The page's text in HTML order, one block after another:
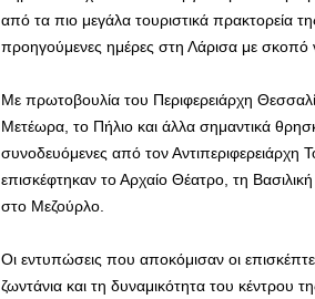
από τα πιο μεγάλα τουριστικά πρακτορεία
προηγούμενες ημέρες στη Λάρισα με
Με πρωτοβουλία του Περιφερειάρχη
Μετέωρα, το Πήλιο και άλλα σημαντικά
συνοδευόμενες από τον Αντιπεριφερειάρχη
επισκέφτηκαν το Αρχαίο Θέατρο, τη
στο Μεζούρλο.
Οι εντυπώσεις που αποκόμισαν οι
ζωντάνια και τη δυναμικότητα του κέντρου